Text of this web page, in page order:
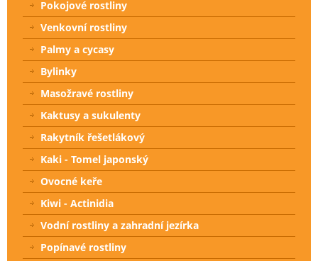
Pokojové rostliny
Venkovní rostliny
Palmy a cycasy
Bylinky
Masožravé rostliny
Kaktusy a sukulenty
Rakytník řešetlákový
Kaki - Tomel japonský
Ovocné keře
Kiwi - Actinidia
Vodní rostliny a zahradní jezírka
Popínavé rostliny